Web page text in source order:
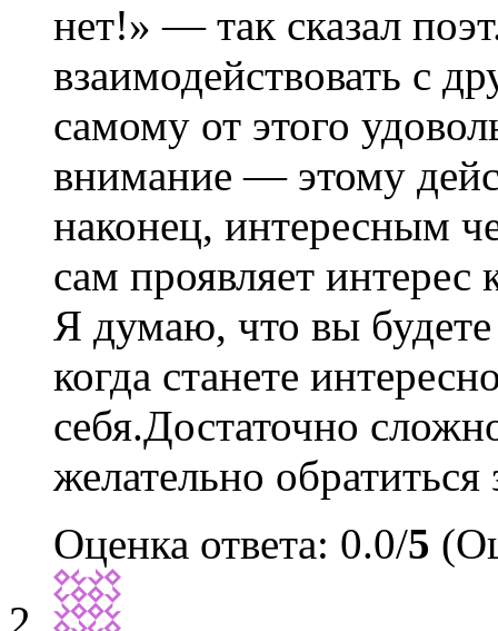
нет!» — так сказал
взаимодействовать с
самому от этого
внимание — этому
наконец, интересным
сам проявляет
Я думаю, что вы
когда станете
себя.Достаточно
желательно
Оценка ответа: 0.0/5